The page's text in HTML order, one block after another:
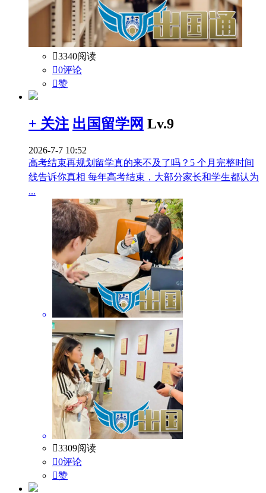
3340阅读
0评论
赞
+ 关注 出国留学网 Lv.9
2026-7-7 10:52
高考结束再规划留学真的来不及了吗？5 个月完整时间
线告诉你真相 每年高考结束，大部分家长和学生都认为
...
3309阅读
0评论
赞